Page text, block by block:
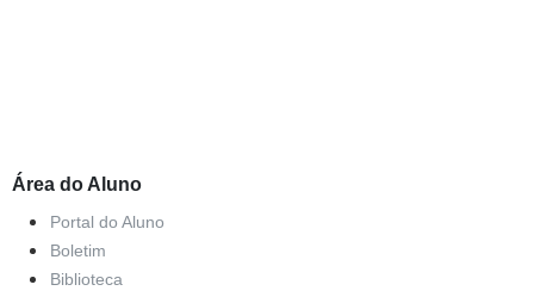
Área do Aluno
Portal do Aluno
Boletim
Biblioteca